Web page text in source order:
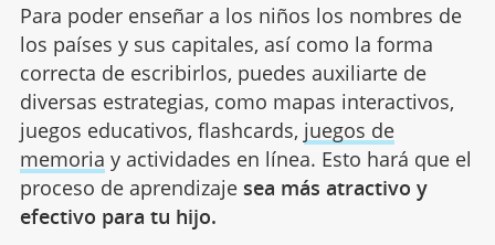
Para poder enseñar a los niños los nombres de
los países y sus capitales, así como la forma
correcta de escribirlos, puedes auxiliarte de
diversas estrategias, como mapas interactivos,
juegos educativos, flashcards, juegos de
memoria y actividades en línea. Esto hará que el
proceso de aprendizaje sea más atractivo y
efectivo para tu hijo.